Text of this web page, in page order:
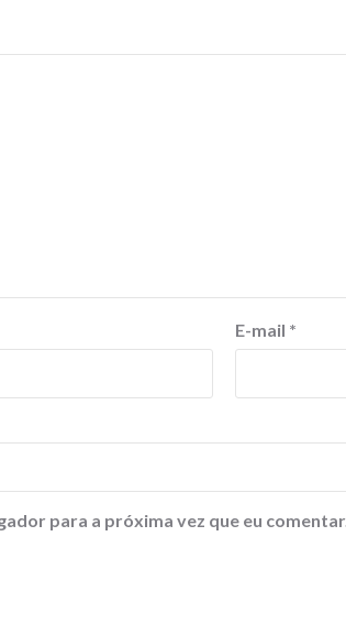
E-mail *
para a próxima vez que eu comentar.